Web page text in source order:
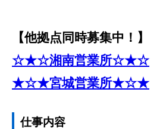
【他拠点同時募集中！】
☆★☆湘南営業所☆★☆
★☆★宮城営業所★☆★
仕事内容